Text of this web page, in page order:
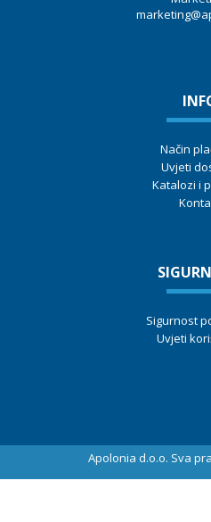
Način
Uvjeti
Katalozi i
Sigurnost
Uvjeti
Apolonia d.o.o. Sva